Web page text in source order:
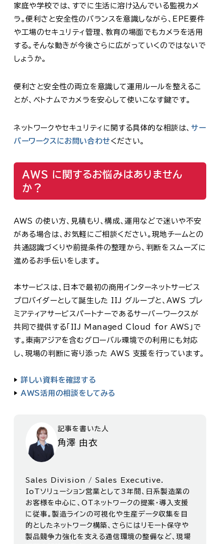
家庭や学校では、すでに生活に溶け込んでいる監視カメ
ラ。便利さと安全性のバランスを意識しながら、EPE要件
や工場のセキュリティ管理、教育の場面でもカメラを活用
する。そんな動きが今後さらに広がっていくのではないで
しょうか。
便利さと安全性の両立を意識して運用ルールを整えるこ
とが、ベトナムでカメラを安心して使いこなす鍵です。
ネットワークやセキュリティに関する具体的な相談は、サー
バーワークス にお問い合わせ ください。
AWS に関するお悩みはありません
か？
AWS の使い方、見積もり、構成、運用などで迷いや不安
がある場合は、お気軽にご相談ください。現地チームとの
共通認識づくりや前提条件の整理から、判断をスムーズに
進めるお手伝いをします。
本サービスは、日本で最初の商用インターネットサービス
プロバイダーとして誕生した IIJ グループと、AWS プレ
ミアティアサービスパートナーであるサーバーワークスが
共同で提供する「IIJ Managed Cloud for AWS」で
す。東南アジアを含むグローバル環境での利用にも対応
し、現場の判断に寄り添った AWS 支援を行っています。
▶詳しい資料を確認する
▶ AWS活用の相談をしてみる
記事を書いた人
角澤 由衣
Sales Division / Sales Executive.
IoTソリューション営業として3年間、日系製造業の
お客様を中心に、OTネットワークの提案・導入支援
に従事。製造ラインの可視化や生産データ収集を目
的としたネットワーク構築、さらにはリモート保守や
製品競争力強化を支える通信環境の整備など、現場